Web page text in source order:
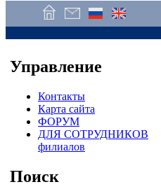
Управление
Контакты
Карта сайта
ФОРУМ
ДЛЯ СОТРУДНИКОВ
филиалов
Поиск